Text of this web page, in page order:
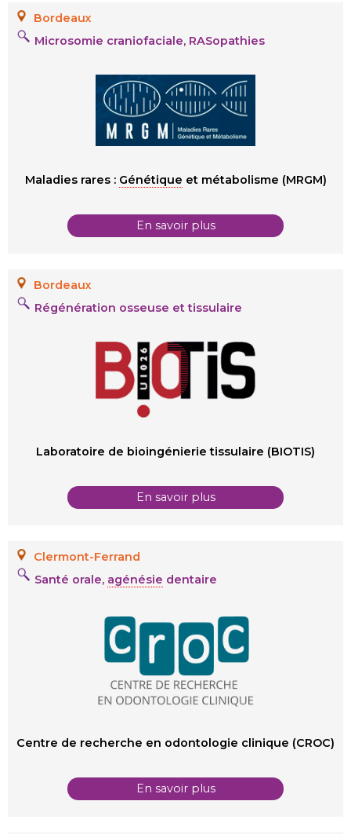
Bordeaux
Microsomie craniofaciale, RASopathies
Maladies rares : Génétique et métabolisme (MRGM)
En savoir plus
Bordeaux
Régénération osseuse et tissulaire
Laboratoire de bioingénierie tissulaire (BIOTIS)
En savoir plus
Clermont-Ferrand
Santé orale, agénésie dentaire
Centre de recherche en odontologie clinique (CROC)
En savoir plus